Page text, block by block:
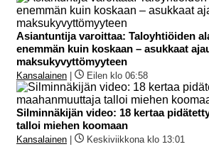
Asiantuntija varoittaa: Taloyhtiöiden
enemmän kuin koskaan – asukkaat
maksukyvyttömyyteen
Kansalainen Eilen klo 06:58
Silminnäkijän video: 18 kertaa
talloi miehen koomaan
Kansalainen Keskiviikkona klo 13:01